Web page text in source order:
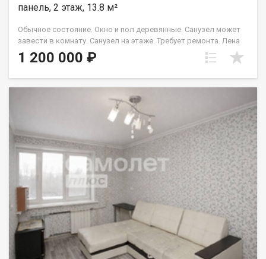
панель, 2 этаж, 13.8 м²
Обычное состояние. Окно и пол деревянные. Санузел может
завести в комнату. Санузел на этаже. Требует ремонта. Лена
Васильева
1 200 000 ₽